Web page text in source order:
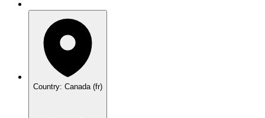
Country: Canada (fr)